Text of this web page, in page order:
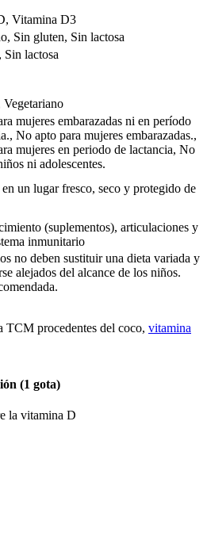
Vitamina D3
Sin gluten, Sin lactosa
Sin lactosa
mujeres embarazadas ni en período
No apto para mujeres embarazadas.,
mujeres en periodo de lactancia, No
ni adolescentes.
un lugar fresco, seco y protegido de
(suplementos), articulaciones y
inmunitario
no deben sustituir una dieta variada y
alejados del alcance de los niños.
TCM procedentes del coco, vitamina
(1 gota)
la vitamina D